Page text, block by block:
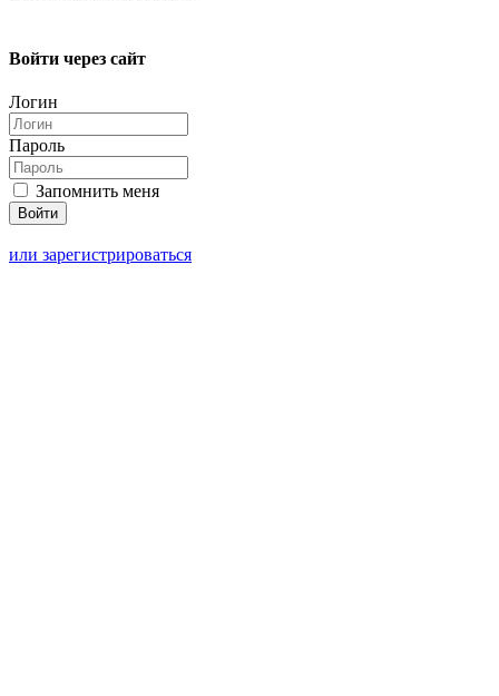
Войти через сайт
Логин
Пароль
Запомнить меня
или зарегистрироваться